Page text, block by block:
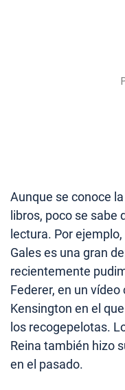
Aunque se conoce
libros, poco se sabe
lectura. Por
Gales es una gran
recientemente
Federer, en un
Kensington en el
los recogepelotas.
Reina también hizo
en el pasado.